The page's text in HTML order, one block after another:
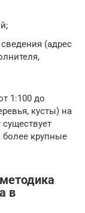
(адрес
1:100 до
кусты) на
крупные
в